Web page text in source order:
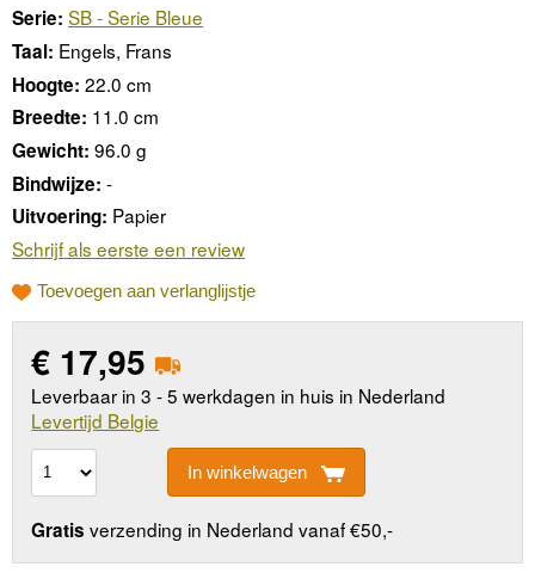
Serie: SB - Serie Bleue
Taal: Engels, Frans
Hoogte: 22.0 cm
Breedte: 11.0 cm
Gewicht: 96.0 g
Bindwijze: -
Uitvoering: Papier
Schrijf als eerste een review
Toevoegen aan verlanglijstje
€ 17,95
Leverbaar in 3 - 5 werkdagen in huis in Nederland
Levertijd Belgie
In winkelwagen
Gratis verzending in Nederland vanaf €50,-